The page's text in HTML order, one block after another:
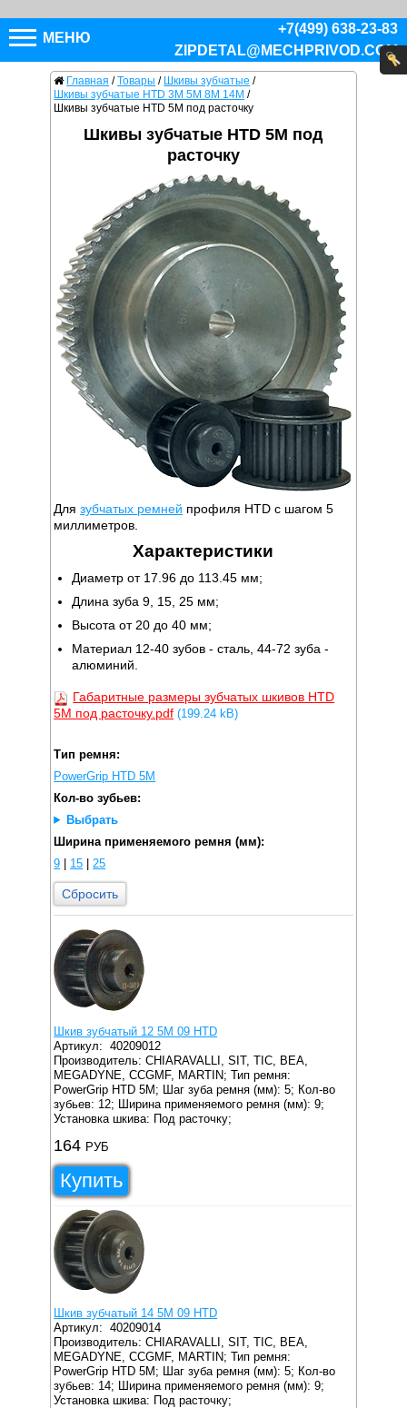
МЕНЮ
+7(499) 638-23-83
ZIPDETAL@MECHPRIVOD.COM
Главная / Товары / Шкивы зубчатые /
Шкивы зубчатые HTD 3M 5M 8M 14M /
Шкивы зубчатые HTD 5M под расточку
Шкивы зубчатые HTD 5M под
расточку
Длязубчатых ремней профиля HTD с шагом 5
миллиметров.
Характеристики
Диаметр от 17.96 до 113.45 мм;
Длина зуба 9, 15, 25 мм;
Высота от 20 до 40 мм;
Материал 12-40 зубов - сталь, 44-72 зуба -
алюминий.
Габаритные размеры зубчатых шкивов HTD
5M под расточку.pdf (199.24 kB)
Тип ремня:
PowerGrip HTD 5M
Кол-во зубьев:
Выбрать
Ширина применяемого ремня (мм):
9
15 25
Сбросить
Шкив зубчатый 12 5M 09 HTD
Артикул:40209012
Производитель: CHIARAVALLI, SIT, TIC, BEA,
MEGADYNE, CCGMF, MARTIN; Тип ремня:
PowerGrip HTD 5M; Шаг зуба ремня (мм): 5; Кол-во
зубьев: 12; Ширина применяемого ремня (мм): 9;
Установка шкива: Под расточку;
164 РУБ
Купить
Шкив зубчатый 14 5M 09 HTD
Артикул:40209014
Производитель: CHIARAVALLI, SIT, TIC, BEA,
MEGADYNE, CCGMF, MARTIN; Тип ремня:
PowerGrip HTD 5M; Шаг зуба ремня (мм): 5; Кол-во
зубьев: 14; Ширина применяемого ремня (мм): 9;
Установка шкива: Под расточку;